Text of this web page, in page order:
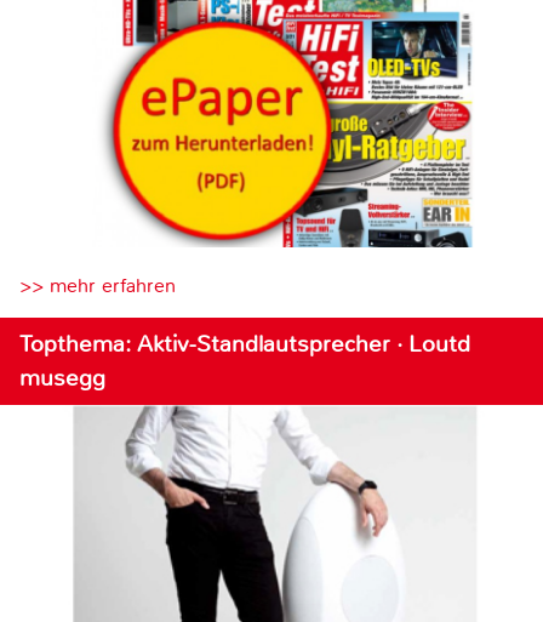
>> mehr erfahren
Topthema: Aktiv-Standlautsprecher · Loutd
musegg